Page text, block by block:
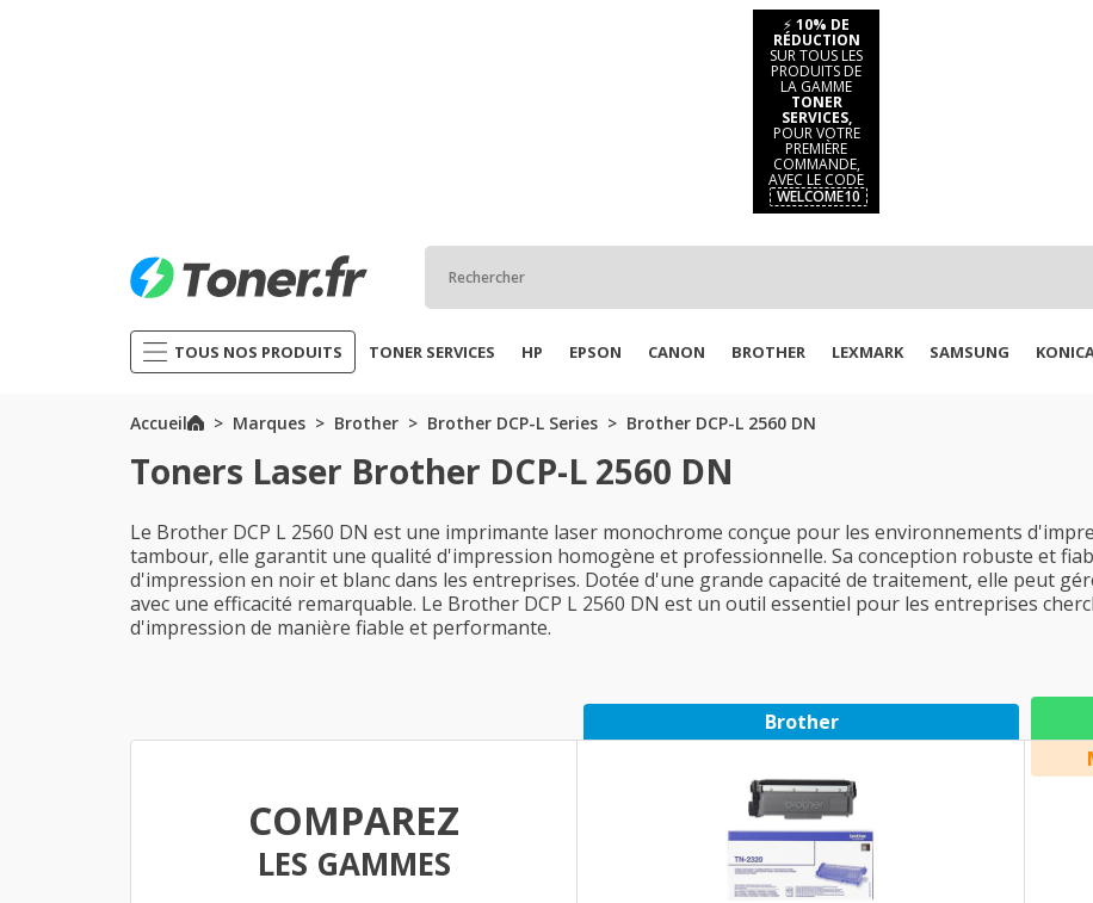
⚡ 10% DE
RÉDUCTION
SUR TOUS LES
PRODUITS DE
LA GAMME
TONER
SERVICES,
POUR VOTRE
PREMIÈRE
COMMANDE,
AVEC LE CODE
WELCOME10
TOUS NOS PRODUITS TONER SERVICES HP EPSON CANON BROTHER LEXMARK SAMSUNG
Accueil Marques Brother Brother DCP-L Series Brother DCP-L 2560 DN
Toners Laser Brother DCP-L 2560 DN
Le Brother DCP L 2560 DN est une imprimante laser monochrome conçue pour les environnements
tambour, elle garantit une qualité d'impression homogène et professionnelle. Sa conception robuste et
d'impression en noir et blanc dans les entreprises. Dotée d'une grande capacité de traitement, elle peut
avec une efficacité remarquable. Le Brother DCP L 2560 DN est un outil essentiel pour les entreprises
d'impression de manière fiable et performante.
Brother
COMPAREZ
LES GAMMES